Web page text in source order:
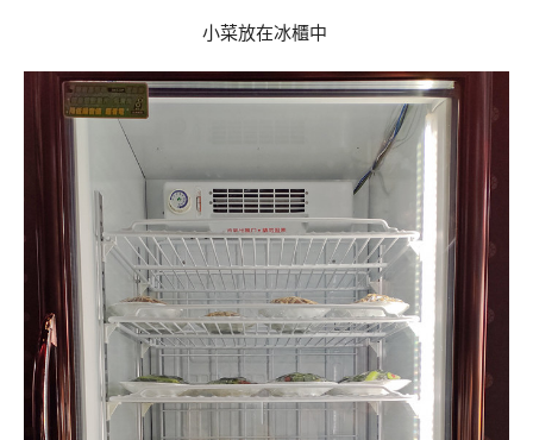
小菜放在冰櫃中